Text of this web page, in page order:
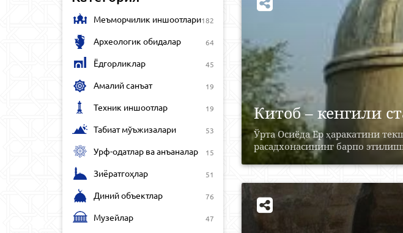
Меъморчилик иншоотлари182
Археологик обидалар 64
Ёдгорликлар 45
Амалий санъат 19
Техник иншоотлар 19
Табиат мўъжизалари 53
Урф-одатлар ва анъаналар 15
Зиёратгоҳлар 51
Диний объектлар 76
Музейлар 47
Китоб – кенгили
Ўрта Осиёда Ер ҳаракатини
расадхонасининг барпо